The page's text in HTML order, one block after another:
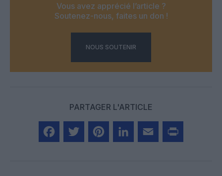
Vous avez apprécié l’article ?
Soutenez-nous, faites un don !
NOUS SOUTENIR
PARTAGER L'ARTICLE